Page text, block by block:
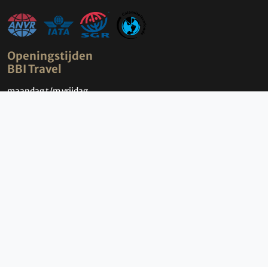
Openingstijden
BBI Travel
maandag t/m vrijdag